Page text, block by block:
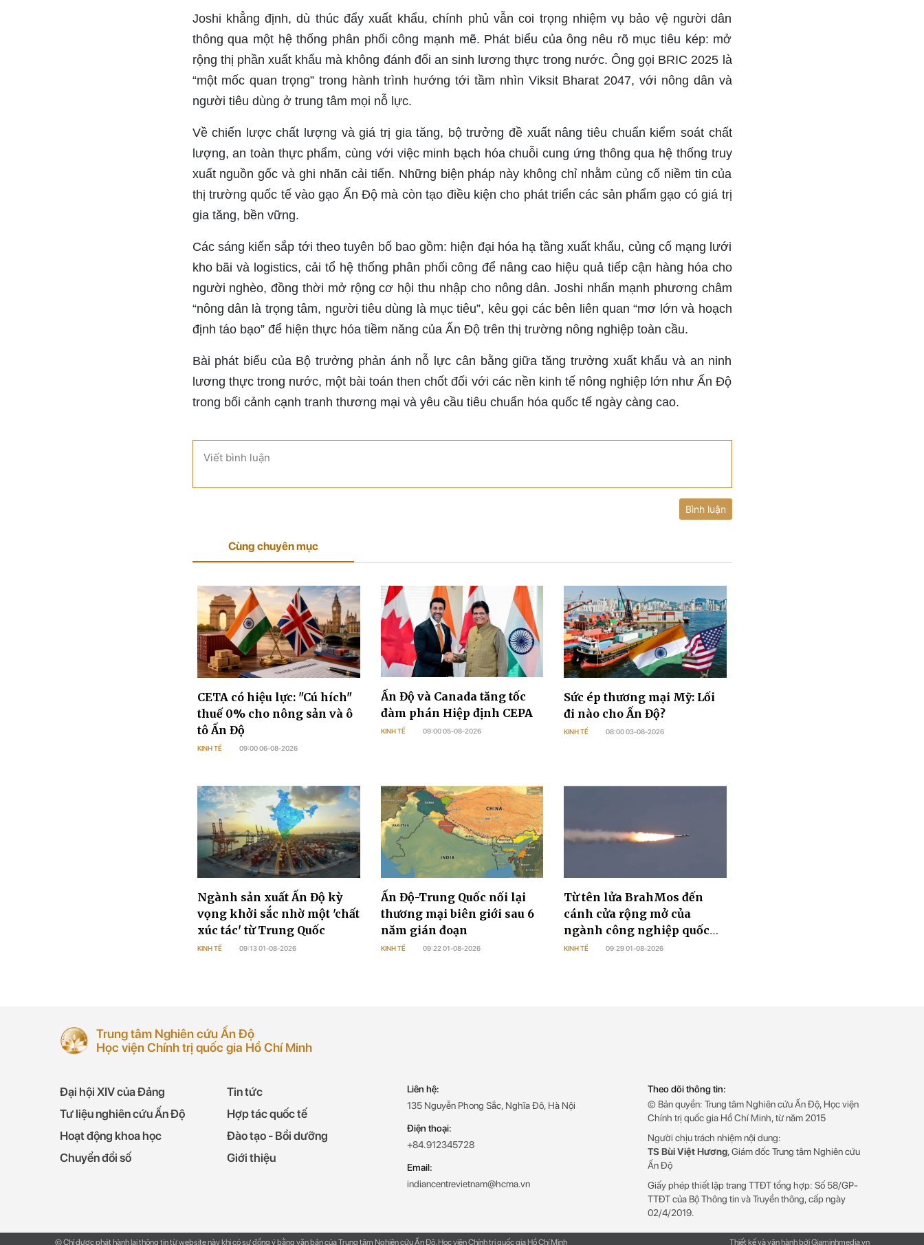
Joshi khẳng định, dù thúc đẩy xuất khẩu, chính phủ vẫn coi trọng nhiệm vụ bảo vệ người dân
thông qua một hệ thống phân phối công mạnh mẽ. Phát biểu của ông nêu rõ mục tiêu kép: mở
rộng thị phần xuất khẩu mà không đánh đổi an sinh lương thực trong nước. Ông gọi BRIC 2025 là
“một mốc quan trọng” trong hành trình hướng tới tầm nhìn Viksit Bharat 2047, với nông dân và
người tiêu dùng ở trung tâm mọi nỗ lực.
Về chiến lược chất lượng và giá trị gia tăng, bộ trưởng đề xuất nâng tiêu chuẩn kiểm soát chất
lượng, an toàn thực phẩm, cùng với việc minh bạch hóa chuỗi cung ứng thông qua hệ thống truy
xuất nguồn gốc và ghi nhãn cải tiến. Những biện pháp này không chỉ nhằm củng cố niềm tin của
thị trường quốc tế vào gạo Ấn Độ mà còn tạo điều kiện cho phát triển các sản phẩm gạo có giá trị
gia tăng, bền vững.
Các sáng kiến sắp tới theo tuyên bố bao gồm: hiện đại hóa hạ tầng xuất khẩu, củng cố mạng lưới
kho bãi và logistics, cải tổ hệ thống phân phối công để nâng cao hiệu quả tiếp cận hàng hóa cho
người nghèo, đồng thời mở rộng cơ hội thu nhập cho nông dân. Joshi nhấn mạnh phương châm
“nông dân là trọng tâm, người tiêu dùng là mục tiêu”, kêu gọi các bên liên quan “mơ lớn và hoạch
định táo bạo” để hiện thực hóa tiềm năng của Ấn Độ trên thị trường nông nghiệp toàn cầu.
Bài phát biểu của Bộ trưởng phản ánh nỗ lực cân bằng giữa tăng trưởng xuất khẩu và an ninh
lương thực trong nước, một bài toán then chốt đối với các nền kinh tế nông nghiệp lớn như Ấn Độ
trong bối cảnh cạnh tranh thương mại và yêu cầu tiêu chuẩn hóa quốc tế ngày càng cao.
Viết bình luận
Bình luận
Cùng chuyên mục
CETA có hiệu lực: "Cú hích"
thuế 0% cho nông sản và ô
tô Ấn Độ
KINH TẾ 09:00 06-08-2026
Ấn Độ và Canada tăng tốc
đàm phán Hiệp định CEPA
KINH TẾ 09:00 05-08-2026
Sức ép thương mại Mỹ: Lối
đi nào cho Ấn Độ?
KINH TẾ 08:00 03-08-2026
Ngành sản xuất Ấn Độ kỳ
vọng khởi sắc nhờ một 'chất
xúc tác' từ Trung Quốc
KINH TẾ 09:13 01-08-2026
Ấn Độ-Trung Quốc nối lại
thương mại biên giới sau 6
năm gián đoạn
KINH TẾ 09:22 01-08-2026
Từ tên lửa BrahMos đến
cánh cửa rộng mở của
ngành công nghiệp quốc
phòng Ấn Độ
KINH TẾ 09:29 01-08-2026
Trung tâm Nghiên cứu Ấn Độ
Học viện Chính trị quốc gia Hồ Chí Minh
Đại hội XIV của Đảng
Tin tức
Tư liệu nghiên cứu Ấn Độ
Hợp tác quốc tế
Hoạt động khoa học
Đào tạo - Bồi dưỡng
Chuyển đổi số
Giới thiệu
Liên hệ:
135 Nguyễn Phong Sắc, Nghĩa Đô, Hà Nội
Điện thoại:
+84.912345728
Email:
indiancentrevietnam@hcma.vn
Theo dõi thông tin:
© Bản quyền: Trung tâm Nghiên cứu Ấn Độ, Học viện
Chính trị quốc gia Hồ Chí Minh, từ năm 2015
Người chịu trách nhiệm nội dung:
TS Bùi Việt Hương, Giám đốc Trung tâm Nghiên cứu
Ấn Độ
Giấy phép thiết lập trang TTĐT tổng hợp: Số 58/GP-
TTĐT của Bộ Thông tin và Truyền thông, cấp ngày
02/4/2019.
© Chỉ được phát hành lại thông tin từ website này khi có sự đồng ý bằng văn bản của Trung tâm Nghiên cứu Ấn Độ, Học viện Chính trị quốc gia Hồ Chí Minh Thiết kế và vận hành bởi Giaminhmedia.vn